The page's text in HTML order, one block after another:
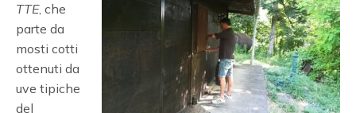
TTE, che
parte da
mosti cotti
ottenuti da
uve tipiche
del